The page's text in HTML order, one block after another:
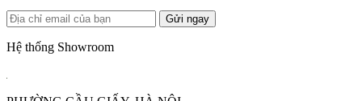
Gửi ngay
Hệ thống Showroom